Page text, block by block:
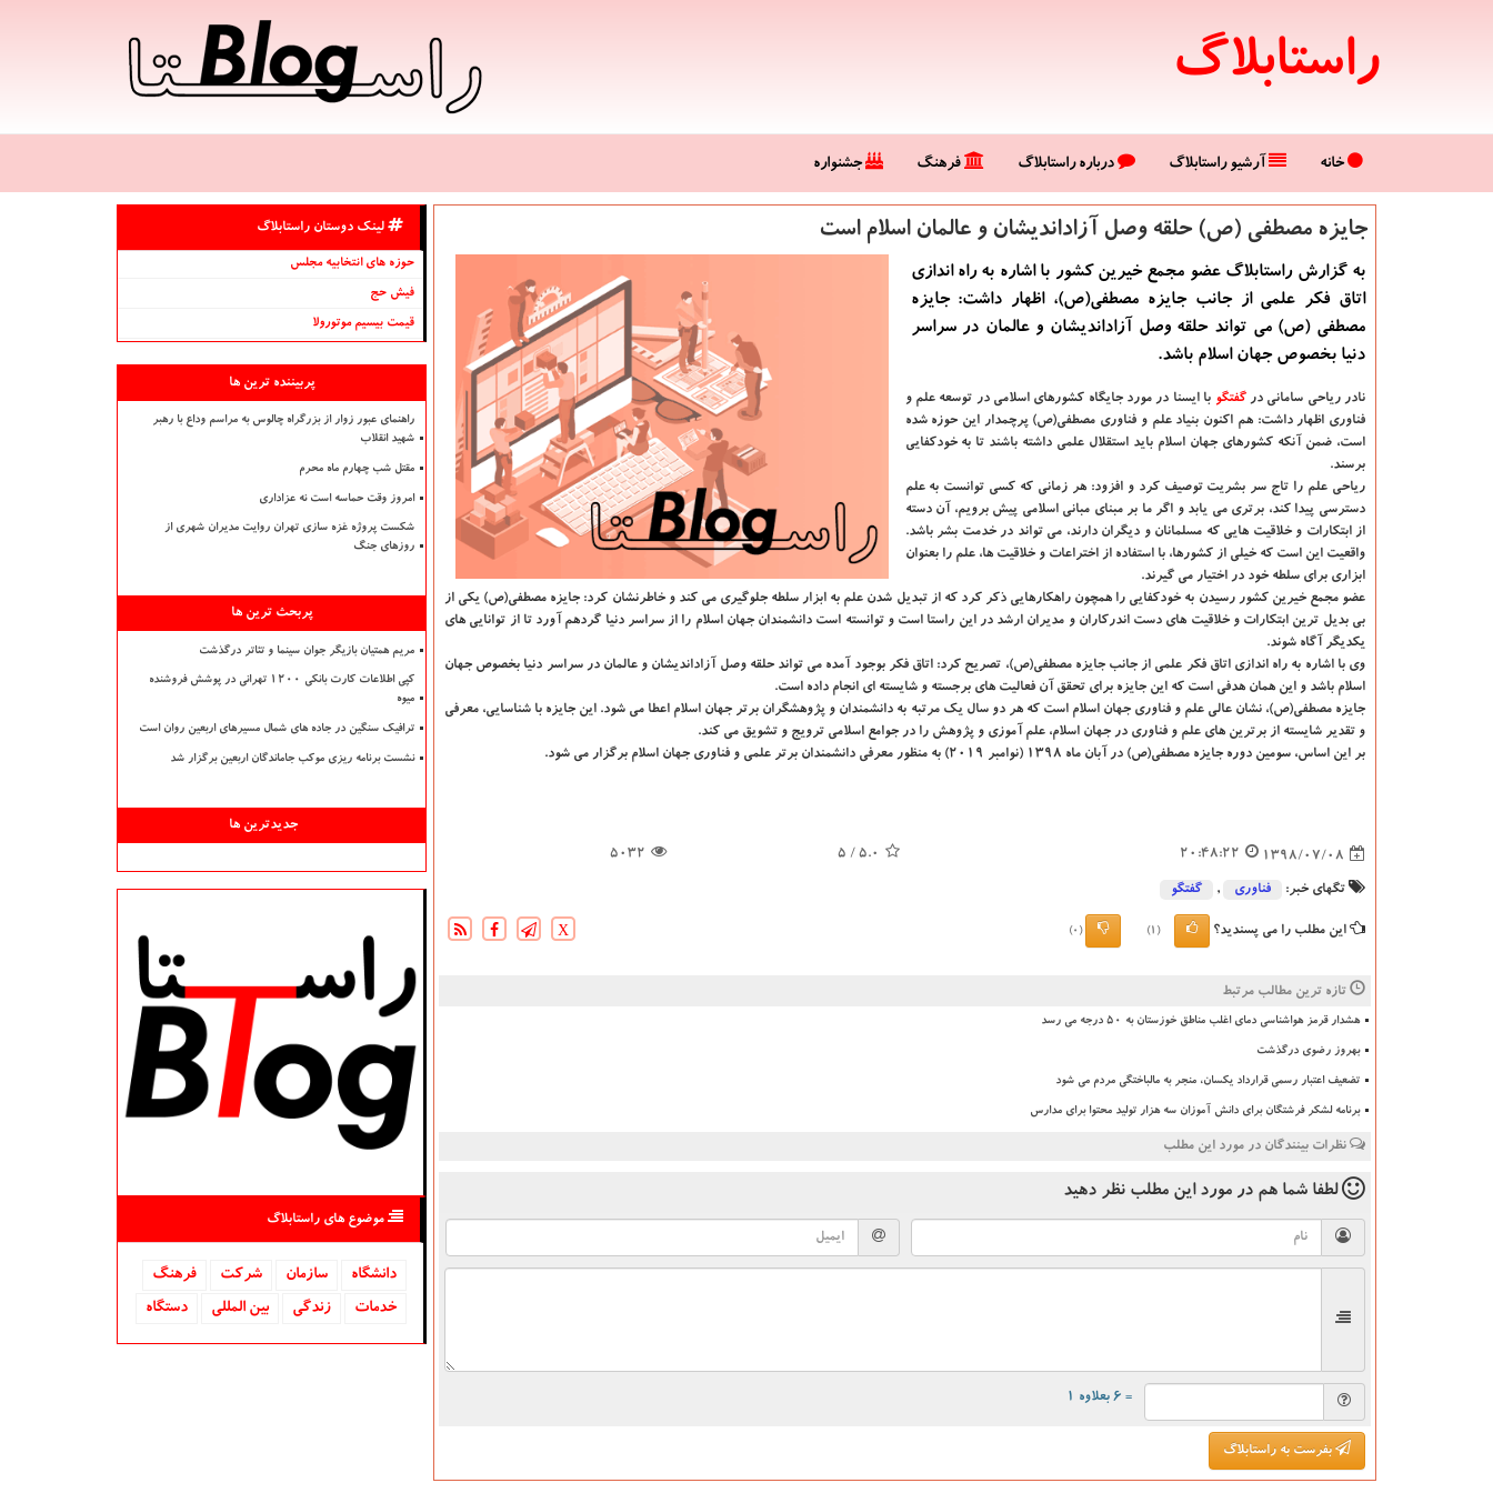
راستابلاگ
خانه آرشیو راستابلاگ درباره راستابلاگ فرهنگ جشنواره
جایزه مصطفی (ص) حلقه وصل آزاداندیشان و عالمان اسلام است
به گزارش راستابلاگ عضو مجمع خیرین كشور با اشاره به راه اندازی
اتاق فكر علمی از جانب جایزه مصطفی(ص)، اظهار داشت: جایزه
مصطفی (ص) می تواند حلقه وصل آزاداندیشان و عالمان در سراسر
دنیا بخصوص جهان اسلام باشد.
نادر ریاحی سامانی درگفتگو با ایسنا در مورد جایگاه كشورهای اسلامی در توسعه علم و
فناوری اظهار داشت: هم اكنون بنیاد علم و فناوری مصطفی(ص) پرچمدار این حوزه شده
است، ضمن آنكه كشورهای جهان اسلام باید استقلال علمی داشته باشند تا به خودكفایی
برسند.
ریاحی علم را تاج سر بشریت توصیف كرد و افزود: هر زمانی كه كسی توانست به علم
دسترسی پیدا كند، برتری می یابد و اگر ما بر مبنای مبانی اسلامی پیش برویم، آن دسته
از ابتكارات و خلاقیت هایی كه مسلمانان و دیگران دارند، می تواند در خدمت بشر باشد.
واقعیت این است كه خیلی از كشورها، با استفاده از اختراعات و خلاقیت ها، علم را بعنوان
ابزاری برای سلطه خود در اختیار می گیرند.
عضو مجمع خیرین كشور رسیدن به خودكفایی را همچون راهكارهایی ذكر كرد كه از تبدیل شدن علم به ابزار سلطه جلوگیری می كند و خاطرنشان كرد: جایزه مصطفی(ص) یكی از
بی بدیل ترین ابتكارات و خلاقیت های دست اندركاران و مدیران ارشد در این راستا است و توانسته است دانشمندان جهان اسلام را از سراسر دنیا گردهم آورد تا از توانایی های
یكدیگر آگاه شوند.
وی با اشاره به راه اندازی اتاق فكر علمی از جانب جایزه مصطفی(ص)، تصریح كرد: اتاق فكر بوجود آمده می تواند حلقه وصل آزاداندیشان و عالمان در سراسر دنیا بخصوص جهان
اسلام باشد و این همان هدفی است كه این جایزه برای تحقق آن فعالیت های برجسته و شایسته ای انجام داده است.
جایزه مصطفی(ص)، نشان عالی علم و فناوری جهان اسلام است كه هر دو سال یك مرتبه به دانشمندان و پژوهشگران برتر جهان اسلام اعطا می شود. این جایزه با شناسایی، معرفی
و تقدیر شایسته از برترین های علم و فناوری در جهان اسلام، علم آموزی و پژوهش را در جوامع اسلامی ترویج و تشویق می كند.
بر این اساس، سومین دوره جایزه مصطفی(ص) در آبان ماه 1398 (نوامبر 2019) به منظور معرفی دانشمندان برتر علمی و فناوری جهان اسلام برگزار می شود.
1398/07/08
20:48:22
5.0
/ 5
5032
تگهای خبر: فناوری , گفتگو
این مطلب را می پسندید؟ (1)
(0)
X
تازه ترین مطالب مرتبط
هشدار قرمز هواشناسی دمای اغلب مناطق خوزستان به ۵۰ درجه می رسد
بهروز رضوی درگذشت
تضعیف اعتبار رسمی قرارداد یکسان، منجر به مالباختگی مردم می شود
برنامه لشکر فرشتگان برای دانش آموزان سه هزار تولید محتوا برای مدارس
نظرات بینندگان در مورد این مطلب
لطفا شما هم در مورد این مطلب نظر دهید
= ۶ بعلاوه ۱
بفرست به راستابلاگ
لینک دوستان راستابلاگ
حوزه های انتخابیه مجلس
فیش حج
قیمت بیسیم موتورولا
پربیننده ترین ها
راهنمای عبور زوار از بزرگراه چالوس به مراسم وداع با رهبر
شهید انقلاب
مقتل شب چهارم ماه محرم
امروز وقت حماسه است نه عزاداری
شکست پروژه غزه سازی تهران روایت مدیران شهری از
روزهای جنگ
پربحث ترین ها
مریم همتیان بازیگر جوان سینما و تئاتر درگذشت
کپی اطلاعات کارت بانکی ۱۲۰۰ تهرانی در پوشش فروشنده
میوه
ترافیک سنگین در جاده های شمال مسیرهای اربعین روان است
نشست برنامه ریزی موکب جاماندگان اربعین برگزار شد
جدیدترین ها
موضوع های راستابلاگ
دانشگاه‌ سازمان شركت
فرهنگ
خدمات
زندگی بین المللی دستگاه